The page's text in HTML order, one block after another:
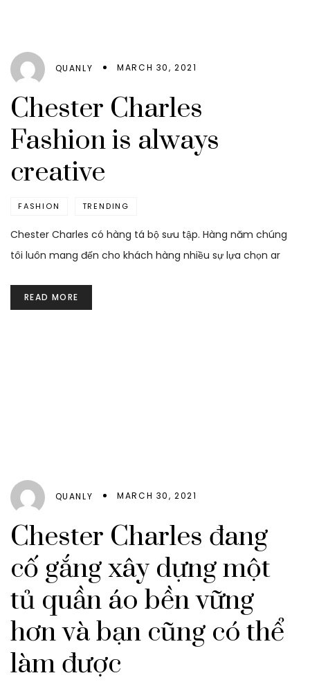
QUANLY MARCH 30, 2021
Chester Charles
Fashion is always
creative
FASHION TRENDING
Chester Charles có hàng tá bộ sưu tập. Hàng năm chúng
tôi luôn mang đến cho khách hàng nhiều sự lựa chọn ar
READ MORE
QUANLY MARCH 30, 2021
Chester Charles đang
cố gắng xây dựng một
tủ quần áo bền vững
hơn và bạn cũng có thể
làm được